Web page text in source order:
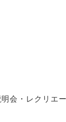
会・レクリエ